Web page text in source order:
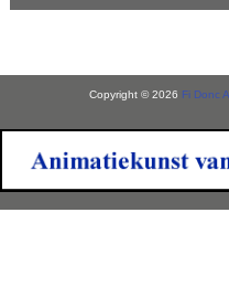
Copyright © 2026 Fi Donc